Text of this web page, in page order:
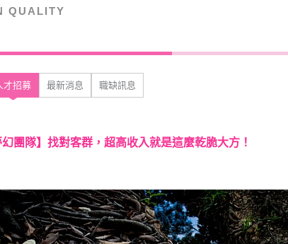
QUALITY
才招募 最新消息 職缺訊息
幻團隊】找對客群，超高收入就是這麼乾脆大方！